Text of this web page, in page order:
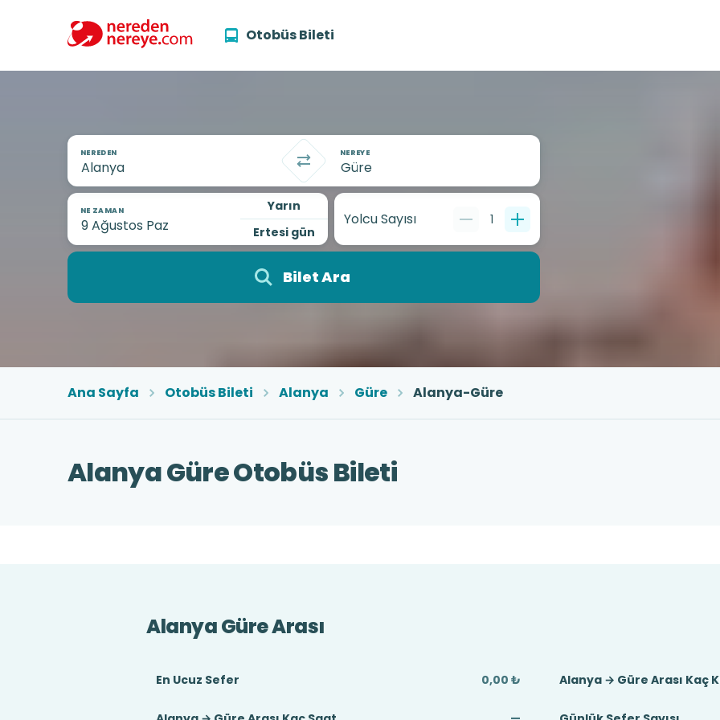
Otobüs Bileti
NEREDEN NEREYE
NE ZAMAN
Yarın
Ertesi gün
Yolcu Sayısı 1
Bilet Ara
Ana Sayfa Otobüs Bileti Alanya Güre Alanya-Güre
Alanya Güre Otobüs Bileti
Alanya Güre Arası
En Ucuz Sefer 0,00 ₺ Alanya → Güre Arası Kaç